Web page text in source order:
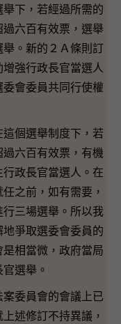
下，若經過所需的
六百有效票，選舉
。新的２Ａ條則訂
強行政長官當選人
會委員共同行使權
個選舉制度下，若
六百有效票，有機
政長官當選人。在
之前，如有需要，
三場選舉。所以我
爭取選委會委員的
相當微，政府當局
選舉。
委員會的會議上已
述修訂不持異議，